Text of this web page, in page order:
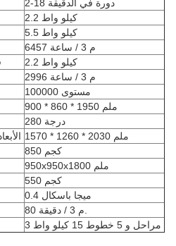
2-18 دورة في الدقيقة
2.2 كيلو واط
5.5 كيلو واط
6457 م 3 / ساعة
2.2 كيلو واط
2996 م 3 / ساعة
100000 مستوى
900 * 860 * 1950 ملم
280 درجة
1570 * 1260 * 2030 ملم
850 كجم
950x950x1800 ملم
550 كجم
0.4 ميجا باسكال
3 مراحل و 5 خطوط 15 كيلو واط